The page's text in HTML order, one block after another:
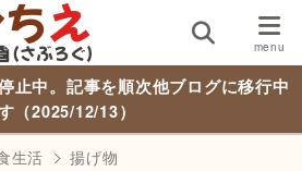
止中。記事を順次他ブログに移行中
（2025/12/13）
生活 揚げ物